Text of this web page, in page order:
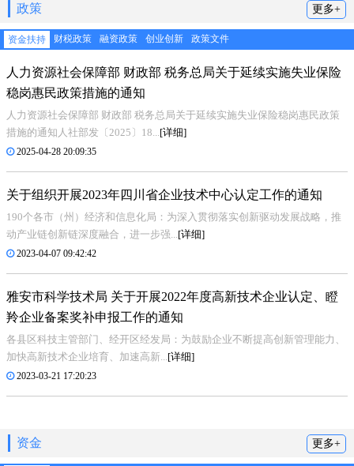
政策 更多+
资金扶持 财税政策 融资政策 创业创新 政策文件
人力资源社会保障部 财政部 税务总局关于延续实施失业保险
稳岗惠民政策措施的通知
人力资源社会保障部 财政部 税务总局关于延续实施失业保险稳岗惠民政策
措施的通知人社部发〔2025〕18... [详细]
2025-04-28 20:09:35
关于组织开展2023年四川省企业技术中心认定工作的通知
190个各市（州）经济和信息化局：为深入贯彻落实创新驱动发展战略，推
动产业链创新链深度融合，进一步强... [详细]
2023-04-07 09:42:42
雅安市科学技术局 关于开展2022年度高新技术企业认定、瞪
羚企业备案奖补申报工作的通知
各县区科技主管部门、经开区经发局：为鼓励企业不断提高创新管理能力、
加快高新技术企业培育、加速高新... [详细]
2023-03-21 17:20:23
资金 更多+